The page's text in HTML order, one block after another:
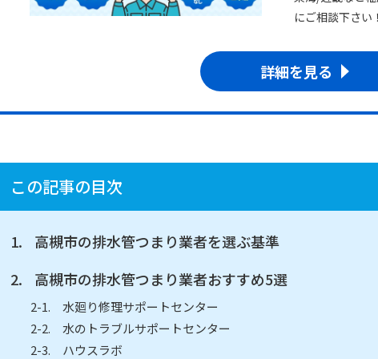
にご相談下さい
詳細を見る
この記事の目次
高槻市の排水管つまり業者を選ぶ基準
高槻市の排水管つまり業者おすすめ5選
水廻り修理サポートセンター
水のトラブルサポートセンター
ハウスラボ